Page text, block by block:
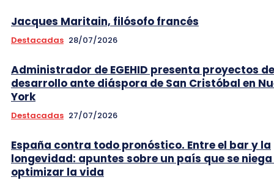
Jacques Maritain, filósofo francés
Destacadas 28/07/2026
Administrador de EGEHID presenta proyectos de
desarrollo ante diáspora de San Cristóbal en
York
Destacadas 27/07/2026
España contra todo pronóstico. Entre el bar y la
longevidad: apuntes sobre un país que se
optimizar la vida